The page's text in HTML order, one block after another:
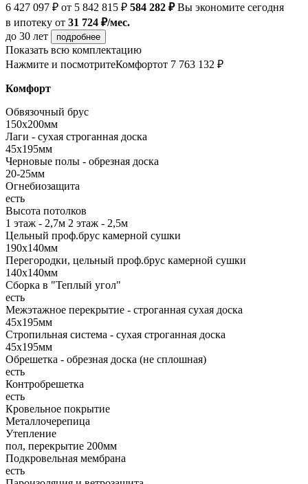
6 427 097 ₽ от 5 842 815 ₽ 584 282 ₽Вы экономите сегодня
в ипотеку от 31 724 ₽/мес.
до 30 лет
подробнее
Показать всю комплектацию
Нажмите и посмотритеКомфортот 7 763 132 ₽
Комфорт
Обвязочный брус
150х200мм
Лаги - сухая строганная доска
45х195мм
Черновые полы - обрезная доска
20-25мм
Огнебиозащита
есть
Высота потолков
1 этаж - 2,7м 2 этаж - 2,5м
Цельный проф.брус камерной сушки
190х140мм
Перегородки, цельный проф.брус камерной сушки
140х140мм
Сборка в "Теплый угол"
есть
Межэтажное перекрытие - строганная сухая доска
45х195мм
Стропильная система - сухая строганная доска
45х195мм
Обрешетка - обрезная доска (не сплошная)
есть
Контробрешетка
есть
Кровельное покрытие
Металлочерепица
Утепление
пол, перекрытие 200мм
Подкровельная мембрана
есть